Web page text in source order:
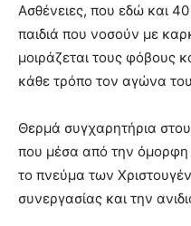
Ασθένειες, που εδώ και
παιδιά που νοσούν με
μοιράζεται τους φόβους
κάθε τρόπο τον αγώνα
Θερμά συγχαρητήρια
που μέσα από την όμορφη
το πνεύμα των
συνεργασίας και την